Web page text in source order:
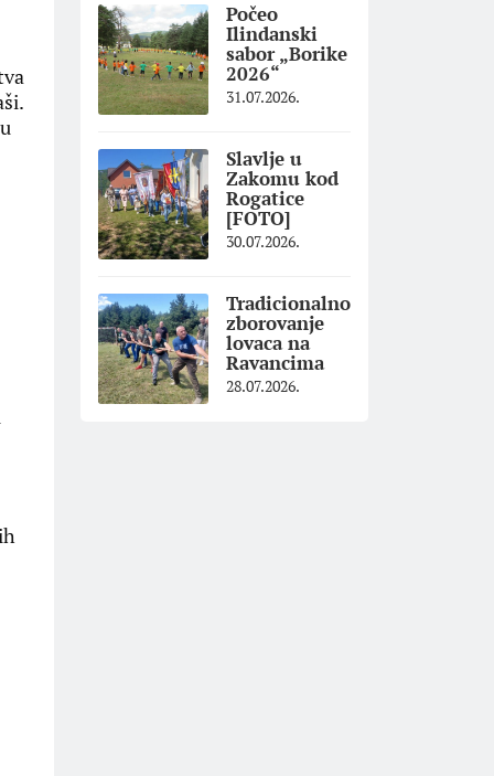
Počeo
Ilindanski
sabor „Borike
2026“
31.07.2026.
Slavlje u
Zakomu kod
Rogatice
[FOTO]
30.07.2026.
Tradicionalno
zborovanje
lovaca na
Ravancima
28.07.2026.